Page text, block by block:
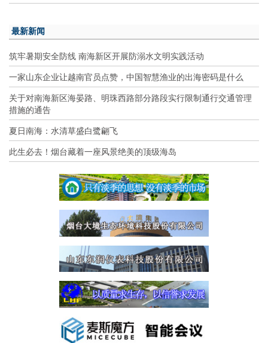
最新新闻
筑牢暑期安全防线 南海新区开展防溺水文明实践活动
一家山东企业让越南官员点赞，中国智慧渔业的出海密码是什么
关于对南海新区海晏路、明珠西路部分路段实行限制通行交通管理
措施的通告
夏日南海：水清草盛白鹭翩飞
此生必去！烟台藏着一座风景绝美的顶级海岛